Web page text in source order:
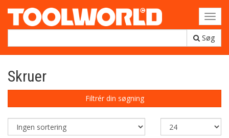
Søg
Skruer
Filtrér din søgning